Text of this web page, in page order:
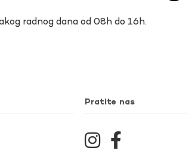
radnog dana od 08h do 16h.
Pratite nas